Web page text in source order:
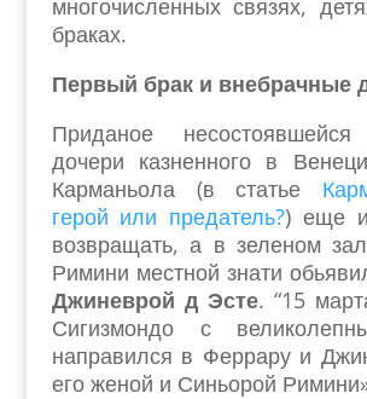
многочисленных связях,
браках.
Первый брак и внебрачные
Приданое
дочери казненного в
Карманьола (в статье
герой или предатель?) еще
возвращать, а в зеленом
Римини местной знати
Джиневрой д Эсте. “15
Сигизмондо с
направился в Феррару и
его женой и Синьорой